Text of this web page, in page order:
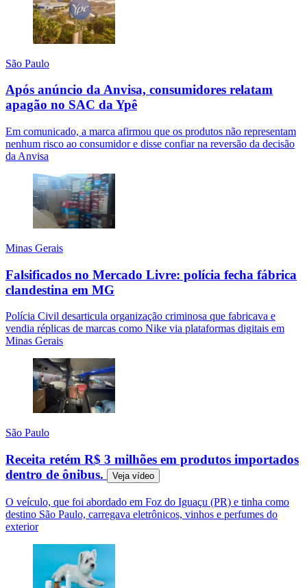
São Paulo
Após anúncio da Anvisa, consumidores relatam
apagão no SAC da Ypê
Em comunicado, a marca afirmou que os produtos não representam
nenhum risco ao consumidor e disse confiar na reversão da decisão
da Anvisa
Minas Gerais
Falsificados no Mercado Livre: polícia fecha fábrica
clandestina em MG
Polícia Civil desarticula organização criminosa que fabricava e
vendia réplicas de marcas como Nike via plataformas digitais em
Minas Gerais
São Paulo
Receita retém R$ 3 milhões em produtos importados
dentro de ônibus.
Veja vídeo
O veículo, que foi abordado em Foz do Iguaçu (PR) e tinha como
destino São Paulo, carregava eletrônicos, vinhos e perfumes do
exterior